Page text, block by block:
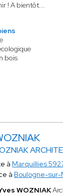
! A bientôt...
bois
à Marquillies
à Boulogne-
WOZNIAK